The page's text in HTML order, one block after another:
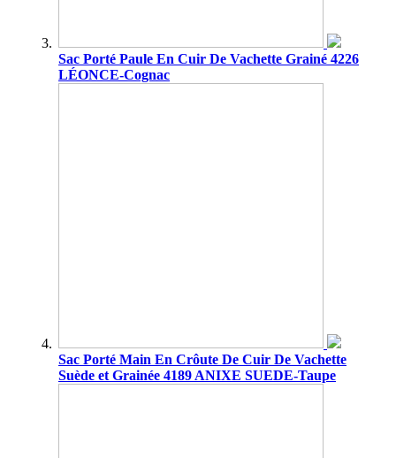
Sac Porté Paule En Cuir De Vachette Grainé 4226
LÉONCE-Cognac
Sac Porté Main En Crôute De Cuir De Vachette
Suède et Grainée 4189 ANIXE SUEDE-Taupe